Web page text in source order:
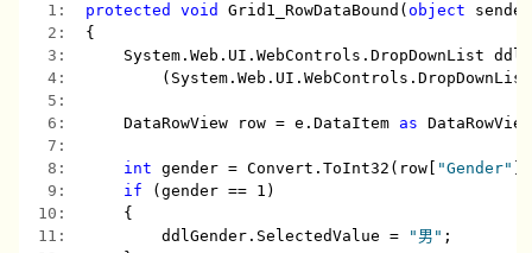
   1:
protected void Grid1_RowDataBound(object
   2:
{
   3:
System.Web.UI.WebControls.DropDownList
   4:
   5:
   6:
    DataRowView row = e.DataItem
as
   7:
   8:
int gender = Convert.ToInt32(row[ "Gender"
   9:
if (gender == 1)
  10:
    {
  11:
        ddlGender.SelectedValue =
"男" ;